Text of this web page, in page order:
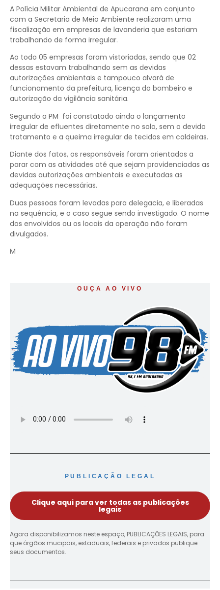
A Polícia Militar Ambiental de Apucarana em conjunto
com a Secretaria de Meio Ambiente realizaram uma
fiscalização em empresas de lavanderia que estariam
trabalhando de forma irregular.
Ao todo 05 empresas foram vistoriadas, sendo que 02
dessas estavam trabalhando sem as devidas
autorizações ambientais e tampouco alvará de
funcionamento da prefeitura, licença do bombeiro e
autorização da vigilância sanitária.
Segundo a PM foi constatado ainda o lançamento
irregular de efluentes diretamente no solo, sem o devido
tratamento e a queima irregular de tecidos em caldeiras.
Diante dos fatos, os responsáveis foram orientados a
parar com as atividades até que sejam providenciadas as
devidas autorizações ambientais e executadas as
adequações necessárias.
Duas pessoas foram levadas para delegacia, e liberadas
na sequência, e o caso segue sendo investigado. O nome
dos envolvidos ou os locais da operação não foram
divulgados.
M
OUÇA AO VIVO
PUBLICAÇÃO LEGAL
Clique aqui para ver todas as publicações
legais
Agora disponibilizamos neste espaço, PUBLICAÇÕES LEGAIS, para
que órgãos mucipais, estaduais, federais e privados publique
seus documentos.